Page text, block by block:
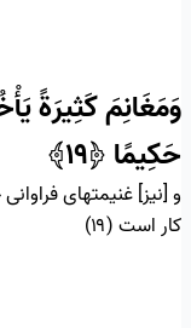
وَمَغَانِمَ كَثِيرَةً
حَكِيمًا ﴿۱۹﴾
و [نيز] غنيمتهاى
كار است (۱۹)